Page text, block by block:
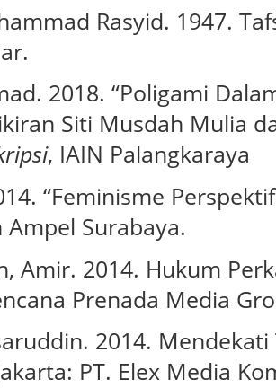
Rasyid. 1947.
2018. “Poligami
Siti Musdah Mulia
, IAIN Palangkaraya
“Feminisme
Ampel Surabaya.
Amir. 2014. Hukum
Prenada Media
2014.
PT. Elex Media